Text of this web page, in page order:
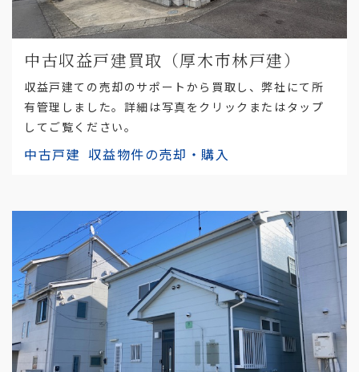
中古収益戸建買取（厚木市林戸建）
収益戸建ての売却のサポートから買取し、弊社にて所
有管理しました。詳細は写真をクリックまたはタップ
してご覧ください。
中古戸建 収益物件の売却・購入